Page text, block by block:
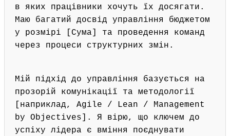
в яких працівники хочуть їх досягати.
Маю багатий досвід управління бюджетом
у розмірі [Сума] та проведення команд
через процеси структурних змін.
Мій підхід до управління базується на
прозорій комунікації та методології
[наприклад, Agile / Lean / Management
by Objectives]. Я вірю, що ключем до
успіху лідера є вміння поєднувати